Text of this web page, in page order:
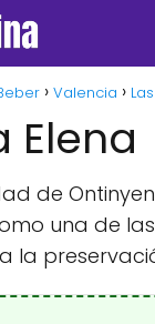
Valencia
Elena
de
una de
la